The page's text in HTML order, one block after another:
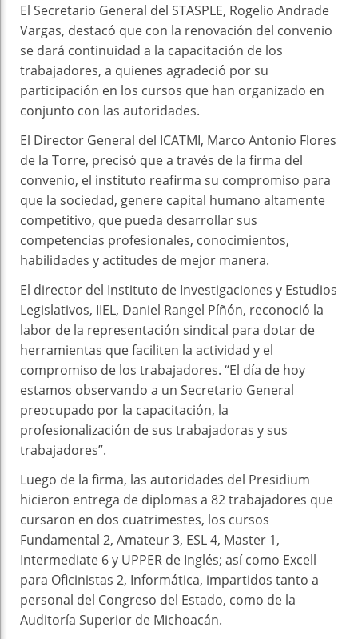
El Secretario General del STASPLE, Rogelio Andrade
Vargas, destacó que con la renovación del convenio
se dará continuidad a la capacitación de los
trabajadores, a quienes agradeció por su
participación en los cursos que han organizado en
conjunto con las autoridades.
El Director General del ICATMI, Marco Antonio Flores
de la Torre, precisó que a través de la firma del
convenio, el instituto reafirma su compromiso para
que la sociedad, genere capital humano altamente
competitivo, que pueda desarrollar sus
competencias profesionales, conocimientos,
habilidades y actitudes de mejor manera.
El director del Instituto de Investigaciones y Estudios
Legislativos, IIEL, Daniel Rangel Píñón, reconoció la
labor de la representación sindical para dotar de
herramientas que faciliten la actividad y el
compromiso de los trabajadores. “El día de hoy
estamos observando a un Secretario General
preocupado por la capacitación, la
profesionalización de sus trabajadoras y sus
trabajadores”.
Luego de la firma, las autoridades del Presidium
hicieron entrega de diplomas a 82 trabajadores que
cursaron en dos cuatrimestes, los cursos
Fundamental 2, Amateur 3, ESL 4, Master 1,
Intermediate 6 y UPPER de Inglés; así como Excell
para Oficinistas 2, Informática, impartidos tanto a
personal del Congreso del Estado, como de la
Auditoría Superior de Michoacán.